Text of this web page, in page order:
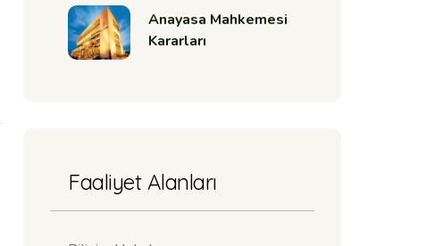
Anayasa Mahkemesi
Kararları
Faaliyet Alanları